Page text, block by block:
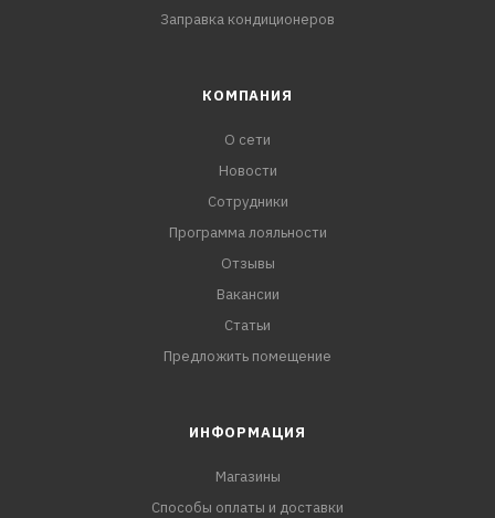
Заправка кондиционеров
КОМПАНИЯ
О сети
Новости
Сотрудники
Программа лояльности
Отзывы
Вакансии
Статьи
Предложить помещение
ИНФОРМАЦИЯ
Магазины
Способы оплаты и доставки